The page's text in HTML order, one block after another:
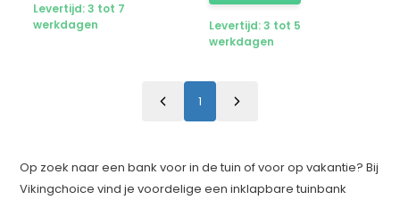
Levertijd: 3 tot 7
werkdagen
Levertijd: 3 tot 5
werkdagen
1
Op zoek naar een bank voor in de tuin of voor op vakantie? Bij
Vikingchoice vind je voordelige een inklapbare tuinbank